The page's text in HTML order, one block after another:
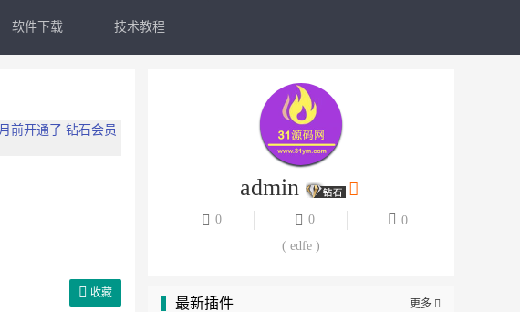
软件下载 技术教程
前开通了 钻石会员
天前开通了 钻石会员
收藏
admin
0 0
0
( edfe )
更多 
最新插件